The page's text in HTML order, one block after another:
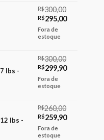
R$320,00.
R$300,00
O
preço
original
R$300,00.
R$295,00O
Fora de
estoque
lbs -
R$300,00
O
preço
original
R$300,00.
R$299,90O
Fora de
estoque
lbs -
R$260,00
O
preço
original
R$259,90O
Fora de
estoque